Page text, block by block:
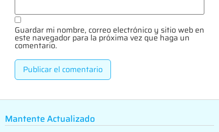
Guardar mi nombre, correo electrónico y sitio web en
este navegador para la próxima vez que haga un
comentario.
Mantente Actualizado